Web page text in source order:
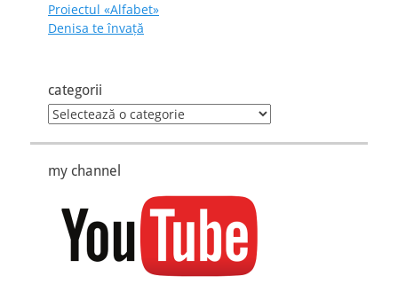
Proiectul «Alfabet»
Denisa te învaţă
categorii
categorii
my channel